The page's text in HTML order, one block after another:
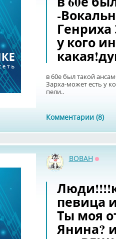
-
у кого
в 60е был такой
Зарха-может есть у
пели..
Комментарии (8)
BOBAH
певица
Ты моя
Янина?